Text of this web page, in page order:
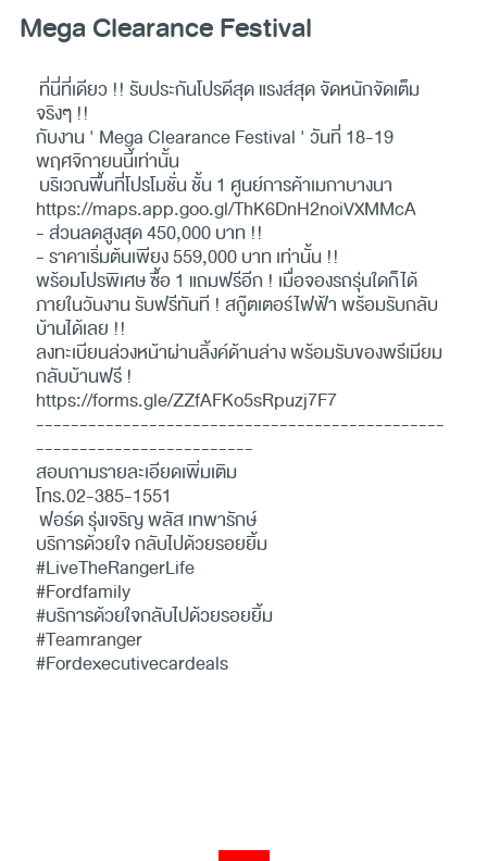
Mega Clearance Festival
ที่นี่ที่เดียว !! รับประกันโปรดีสุด แรงส์สุด จัดหนักจัดเต็ม
จริงๆ !!
กับงาน ' Mega Clearance Festival ' วันที่ 18-19
พฤศจิกายนนี้เท่านั้น
บริเวณพื้นที่โปรโมชั่น ชั้น 1 ศูนย์การค้าเมกาบางนา
https://maps.app.goo.gl/ThK6DnH2noiVXMMcA
- ส่วนลดสูงสุด 450,000 บาท !!
- ราคาเริ่มต้นเพียง 559,000 บาท เท่านั้น !!
พร้อมโปรพิเศษ ซื้อ 1 แถมฟรีอีก ! เมื่อจองรถรุ่นใดก็ได้
ภายในวันงาน รับฟรีทันที ! สกู๊ตเตอร์ไฟฟ้า พร้อมรับกลับ
บ้านได้เลย !!
ลงทะเบียนล่วงหน้าผ่านลิ้งค์ด้านล่าง พร้อมรับของพรีเมียม
กลับบ้านฟรี !
https://forms.gle/ZZfAFKo5sRpuzj7F7
-----------------------------------------------
-------------------------
สอบถามรายละเอียดเพิ่มเติม
โทร.02-385-1551
ฟอร์ด รุ่งเจริญ พลัส เทพารักษ์
บริการด้วยใจ กลับไปด้วยรอยยิ้ม
#LiveTheRangerLife
#Fordfamily
#บริการด้วยใจกลับไปด้วยรอยยิ้ม
#Teamranger
#Fordexecutivecardeals